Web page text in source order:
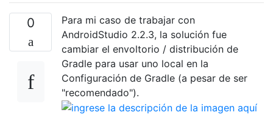
0
Para mi caso de trabajar con
AndroidStudio 2.2.3, la solución fue
cambiar el envoltorio / distribución de
Gradle para usar uno local en la
Configuración de Gradle (a pesar de ser
"recomendado").